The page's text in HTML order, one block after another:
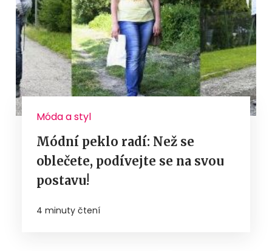
Móda a styl
Módní peklo radí: Než se
oblečete, podívejte se na svou
postavu!
4 minuty čtení